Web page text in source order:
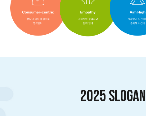
2025 SLOGAN